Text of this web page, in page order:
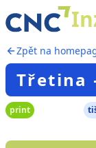
Zpět na
Třetina
print